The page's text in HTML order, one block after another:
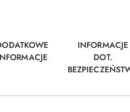
INFORMACJE
DOT.